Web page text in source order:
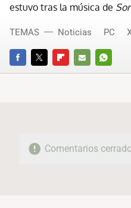
estuvo tras la música de
FACEBOOKTWITTERFLIPBOARD
E-
TEMAS Noticias PC
Comentarios